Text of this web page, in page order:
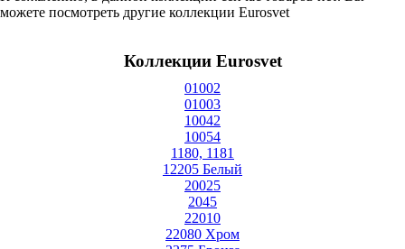
можете посмотреть другие коллекции Eurosvet
Коллекции Eurosvet
01002
01003
10042
10054
1180, 1181
12205 Белый
20025
2045
22010
22080 Хром